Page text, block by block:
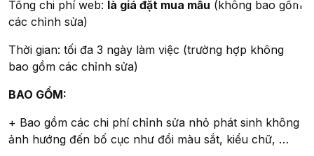
Tổng chi phí web: là giá đặt mua mẫu (không bao gồm
các chỉnh sửa)
Thời gian: tối đa 3 ngày làm việc (trường hợp không
bao gồm các chỉnh sửa)
BAO GỒM:
+ Bao gồm các chi phí chỉnh sửa nhỏ phát sinh không
ảnh hướng đến bố cục như đổi màu sắt, kiểu chữ, …